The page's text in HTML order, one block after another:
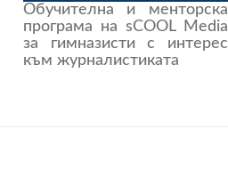
Обучителна и менторска
програма на sCOOL Media
за гимназисти с интерес
към журналистиката